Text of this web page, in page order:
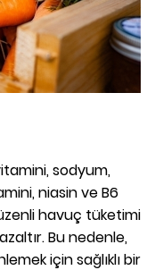
sodyum,
niasin ve B6
havuç tüketimi
Bu nedenle,
için sağlıklı bir